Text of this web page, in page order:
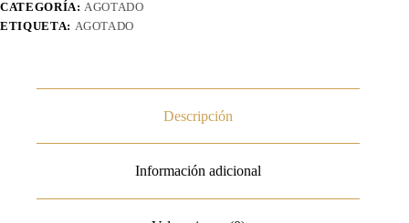
CATEGORÍA: AGOTADO
ETIQUETA: AGOTADO
Descripción
Información adicional